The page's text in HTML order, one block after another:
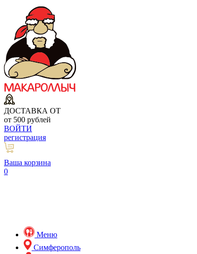
ДОСТАВКА ОТ
от 500 рублей
ВОЙТИ
регистрация
Ваша корзина
0
Меню
Симферополь